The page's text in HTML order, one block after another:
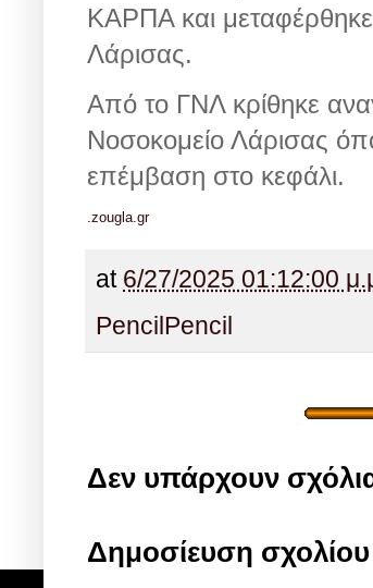
ΚΑΡΠΑ και
Λάρισας.
Από το ΓΝΛ κρίθηκε
Νοσοκομείο Λάρισας
επέμβαση στο κεφάλι.
.zougla.gr
at 6/27/2025 01:12:00
Pencil Pencil
Δεν υπάρχουν
Δημοσίευση σχολίου